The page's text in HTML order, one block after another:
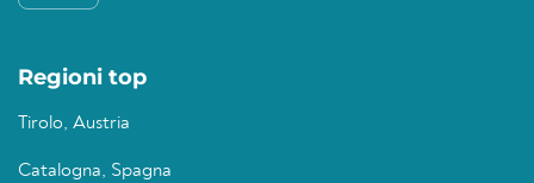
Regioni top
Tirolo, Austria
Catalogna, Spagna